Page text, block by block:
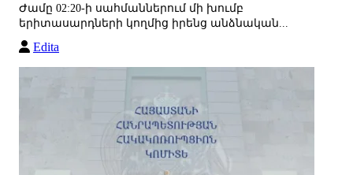
Ժամը 02:20-ի սահմաններում մի խումբ
երիտասարդների կողմից իրենց անձնական...
Edita